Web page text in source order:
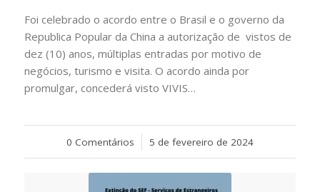
Foi celebrado o acordo entre o Brasil e o governo da
Republica Popular da China a autorização de vistos de
dez (10) anos, múltiplas entradas por motivo de
negócios, turismo e visita. O acordo ainda por
promulgar, concederá visto VIVIS…
0 Comentários
/ 5 de fevereiro de 2024